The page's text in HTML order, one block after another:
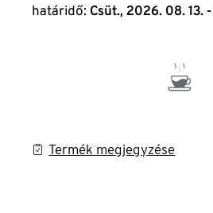
határidő: Csüt., 2026. 08. 13.
Termék megjegyzése